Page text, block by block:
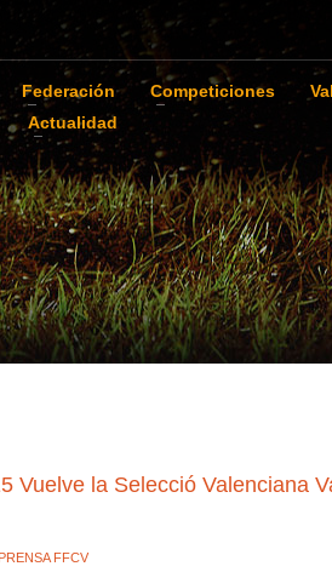
Federación Competiciones
Actualidad
Vuelve la Selecció Valenciana
PRENSA FFCV